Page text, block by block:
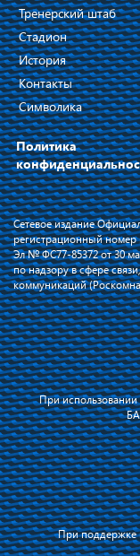
Тренерский штаб
Стадион
История
Контакты
Символика
Политика
Сетевое издание
регистрационный номер
Эл № ФС77-85372 от 30
по надзору в сфере
коммуникаций
При
При поддержке